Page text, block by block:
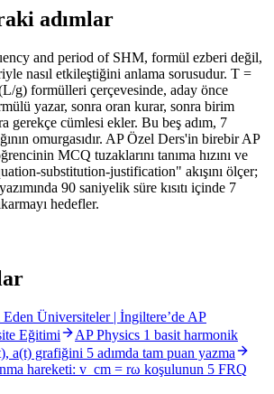
adımlar
and period of SHM, formül ezberi değil,
nasıl etkileştiğini anlama sorusudur. T =
g) formülleri çerçevesinde, aday önce
yazar, sonra oran kurar, sonra birim
gerekçe cümlesi ekler. Bu beş adım, 7
omurgasıdır. AP Özel Ders'in birebir AP
MCQ tuzaklarını tanıma hızını ve
substitution-justification" akışını ölçer;
90 saniyelik süre kısıtı içinde 7
hedefler.
Üniversiteler | İngiltere’de AP
Eğitimi
AP Physics 1 basit harmonik
a(t) grafiğini 5 adımda tam puan yazma
hareketi: v_cm = rω koşulunun 5 FRQ